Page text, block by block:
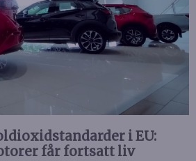
i EU:
får fortsatt liv